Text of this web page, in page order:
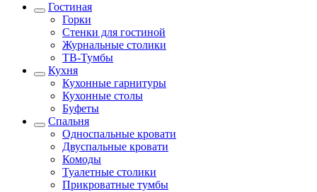
Гостиная
Горки
Стенки для гостиной
Журнальные столики
TВ-Тумбы
Кухня
Кухонные гарнитуры
Кухонные столы
Буфеты
Спальня
Односпальные кровати
Двуспальные кровати
Комоды
Туалетные столики
Прикроватные тумбы